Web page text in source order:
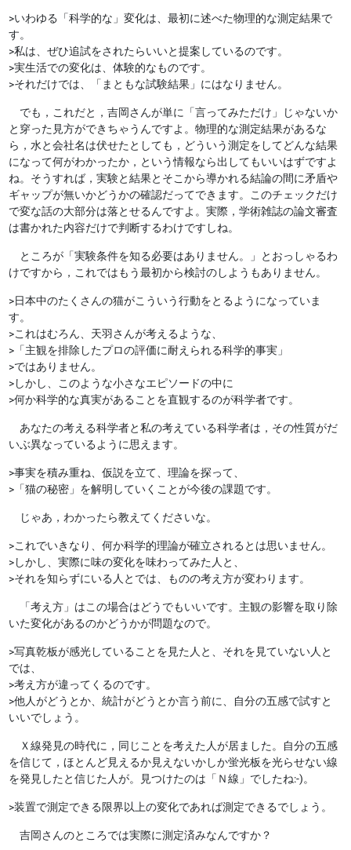
>いわゆる「科学的な」変化は、最初に述べた物理的な測定結果で
す。
>私は、ぜひ追試をされたらいいと提案しているのです。
>実生活での変化は、体験的なものです。
>それだけでは、「まともな試験結果」にはなりません。
でも，これだと，吉岡さんが単に「言ってみただけ」じゃないか
と穿った見方ができちゃうんですよ。物理的な測定結果があるな
ら，水と会社名は伏せたとしても，どういう測定をしてどんな結果
になって何がわかったか，という情報なら出してもいいはずですよ
ね。そうすれば，実験と結果とそこから導かれる結論の間に矛盾や
ギャップが無いかどうかの確認だってできます。このチェックだけ
で変な話の大部分は落とせるんですよ。実際，学術雑誌の論文審査
は書かれた内容だけで判断するわけですしね。
ところが「実験条件を知る必要はありません。」とおっしゃるわ
けですから，これではもう最初から検討のしようもありません。
>日本中のたくさんの猫がこういう行動をとるようになっていま
す。
>これはむろん、天羽さんが考えるような、
>「主観を排除したプロの評価に耐えられる科学的事実」
>ではありません。
>しかし、このような小さなエピソードの中に
>何か科学的な真実があることを直観するのが科学者です。
あなたの考える科学者と私の考えている科学者は，その性質がだ
いぶ異なっているように思えます。
>事実を積み重ね、仮説を立て、理論を探って、
>「猫の秘密」を解明していくことが今後の課題です。
じゃあ，わかったら教えてくださいな。
>これでいきなり、何か科学的理論が確立されるとは思いません。
>しかし、実際に味の変化を味わってみた人と、
>それを知らずにいる人とでは、ものの考え方が変わります。
「考え方」はこの場合はどうでもいいです。主観の影響を取り除
いた変化があるのかどうかが問題なので。
>写真乾板が感光していることを見た人と、それを見ていない人と
では、
>考え方が違ってくるのです。
>他人がどうとか、統計がどうとか言う前に、自分の五感で試すと
いいでしょう。
Ｘ線発見の時代に，同じことを考えた人が居ました。自分の五感
を信じて，ほとんど見えるか見えないかしか蛍光板を光らせない線
を発見したと信じた人が。見つけたのは「Ｎ線」でしたね:-)。
>装置で測定できる限界以上の変化であれば測定できるでしょう。
吉岡さんのところでは実際に測定済みなんですか？